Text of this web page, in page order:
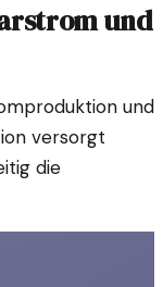
und
und
versorgt
die